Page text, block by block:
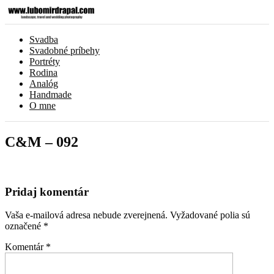
Svadba
Svadobné príbehy
Portréty
Rodina
Analóg
Handmade
O mne
C&M – 092
Pridaj komentár
Vaša e-mailová adresa nebude zverejnená. Vyžadované polia sú
označené *
Komentár *